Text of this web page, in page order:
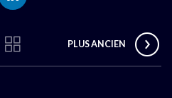
PLUS ANCIEN